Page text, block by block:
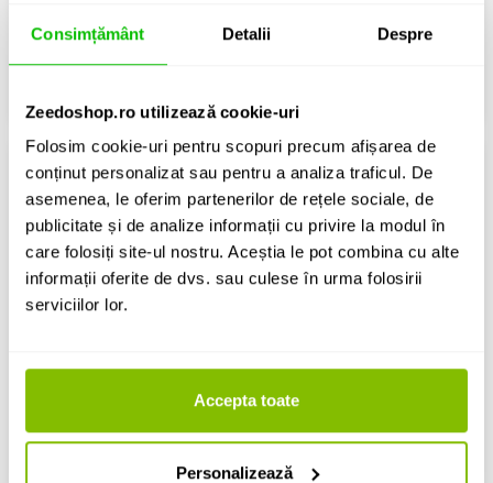
Consimțământ Detalii Despre
Zeedoshop.ro utilizează cookie-uri
Folosim cookie-uri pentru scopuri precum afișarea de
conținut personalizat sau pentru a analiza traficul. De
asemenea, le oferim partenerilor de rețele sociale, de
publicitate și de analize informații cu privire la modul în
care folosiți site-ul nostru. Aceștia le pot combina cu alte
informații oferite de dvs. sau culese în urma folosirii
serviciilor lor.
Accepta toate
Personalizează
Cablu 32A
DAP Audio Extension Cable, 3x
1,079 Lei 2,709 Lei